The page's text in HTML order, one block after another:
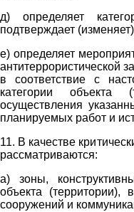
д) определяет
подтверждает
е) определяет
антитеррористической
в соответствие с
категории объекта
осуществления
планируемых работ и
11. В качестве
рассматриваются:
а) зоны,
объекта
сооружений и